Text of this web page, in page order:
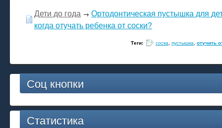
Дети до года → Ортодонтическая пустышка для
когда отучать ребенка от соски?
Теги: соска, пустышка, отучить
Соц кнопки
Статистика